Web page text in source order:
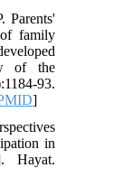
Parents'
of family
of the
93.
[PMID
in
Hayat.